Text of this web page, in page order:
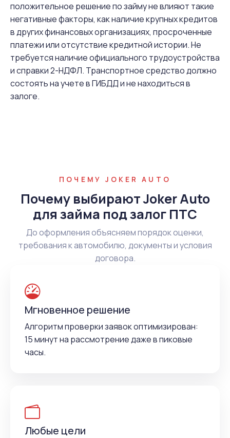
положительное решение по займу не влияют такие
негативные факторы, как наличие крупных кредитов
в других финансовых организациях, просроченные
платежи или отсутствие кредитной истории. Не
требуется наличие официального трудоустройства
и справки 2-НДФЛ. Транспортное средство должно
состоять на учете в ГИБДД и не находиться в
залоге.
ПОЧЕМУ JOKER AUTO
Почему выбирают Joker Auto
для займа под залог ПТС
До оформления объясняем порядок оценки,
требования к автомобилю, документы и условия
договора.
Мгновенное решение
Алгоритм проверки заявок оптимизирован:
15 минут на рассмотрение даже в пиковые
часы.
Любые цели